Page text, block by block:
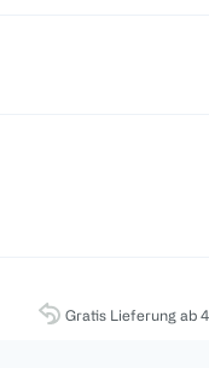
Gratis Lieferung ab